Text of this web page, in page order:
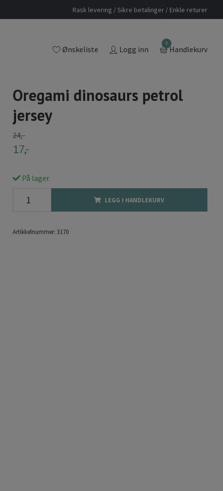
Rask levering / Sikre betalinger / Enkle returer
Ønskeliste Logg inn
0
Handlekurv
Oregami dinosaurs petrol
jersey
24,-
17,-
På lager.
LEGG I HANDLEKURV
Artikkelnummer: 3170